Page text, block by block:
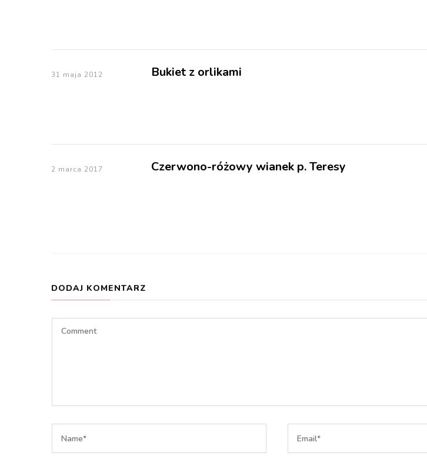
31 maja 2012 Bukiet z orlikami
2 marca 2017 Czerwono-różowy wianek p. Teresy
DODAJ KOMENTARZ